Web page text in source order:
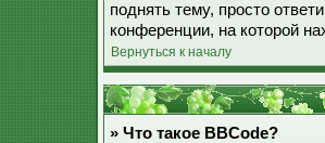
поднять тему, просто
конференции, на которой
Вернуться к началу
» Что такое BBCode?